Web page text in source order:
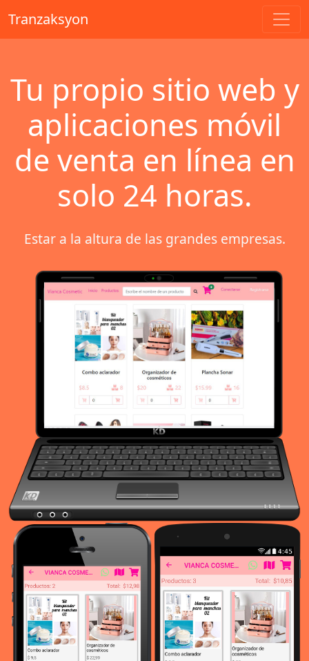
Tranzaksyon
Tu propio sitio web y
aplicaciones móvil
de venta en línea en
solo 24 horas.
Estar a la altura de las grandes empresas.